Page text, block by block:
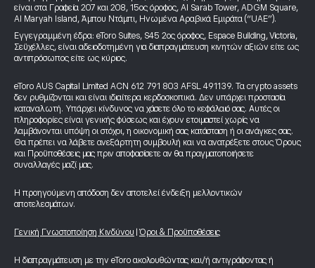
είναι στα Γραφεία 207 και 208, 15ος όροφος, Al Sarab Tower, ADGM Square,
Al Maryah Island, Άμπου Ντάμπι, Ηνωμένα Αραβικά Εμιράτα (“UAE”).
Εγγεγραμμένη έδρα: eToro Suites, S45 2ος όροφος, Espace Building, Victoria,
Σεϋχέλλες, είναι αδειοδοτημένη για διαπραγμάτευση κινητών αξιών είτε ως
αντιπρόσωπος είτε ως κύριος.
eToro AUS Capital Limited ACN 612 791 803 AFSL 491139. Τα crypto assets
δεν ρυθμίζονται και είναι ιδιαίτερα κερδοσκοπικά. Δεν υπάρχει προστασία
καταναλωτή. Υπάρχει κίνδυνος να χάσετε όλο το κεφάλαιό σας. Αυτές οι
πληροφορίες είναι γενικής φύσεως και έχουν ετοιμαστεί χωρίς να
λαμβάνονται υπόψη οι στόχοι, η οικονομική σας κατάσταση ή οι ανάγκες σας.
Θα πρέπει να λάβετε ανεξάρτητη συμβουλή και να ανατρέξετε στους Όρους
και Προϋποθέσεις μας πριν αποφασίσετε αν θα πραγματοποιήσετε
συναλλαγές μαζί μας.
Η προηγούμενη απόδοση δεν αποτελεί ένδειξη μελλοντικών
αποτελεσμάτων.
Γενική Γνωστοποίηση Κινδύνου Όροι & Προϋποθέσεις
Η διαπραγμάτευση με την eToro ακολουθώντας και/ή αντιγράφοντας ή